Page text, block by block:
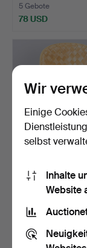
5 Gebote
78 USD
GÖSTA
Stuhl, “LC-
Beendet 16. Jul
1 Gebot
Wir
Einige
selbst
Inhalte
Website